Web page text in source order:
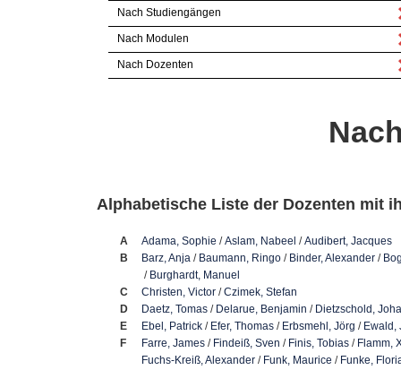
Nach Studiengängen
Nach Modulen
Nach Dozenten
Alphabetische Liste der Dozenten mit
A Adama, Sophie /Aslam, Nabeel /Audibert, Jacques
B
Barz, Anja / Baumann, Ringo / Binder, Alexander /
/ Burghardt, Manuel
C
Christen, Victor /Czimek, Stefan
D
Daetz, Tomas / Delarue, Benjamin / Dietzschold,
E
Ebel, Patrick / Efer, Thomas / Erbsmehl, Jörg / Ewald,
F
Farre, James / Findeiß, Sven / Finis, Tobias / Flamm,
Fuchs-Kreiß, Alexander / Funk, Maurice / Funke,